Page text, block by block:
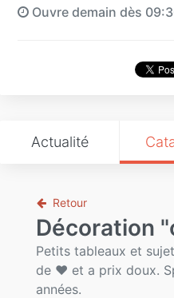
Ouvre demain dès
Actualité
Retour
Décoration
Petits tableaux et
de ❤ et a prix doux.
années.